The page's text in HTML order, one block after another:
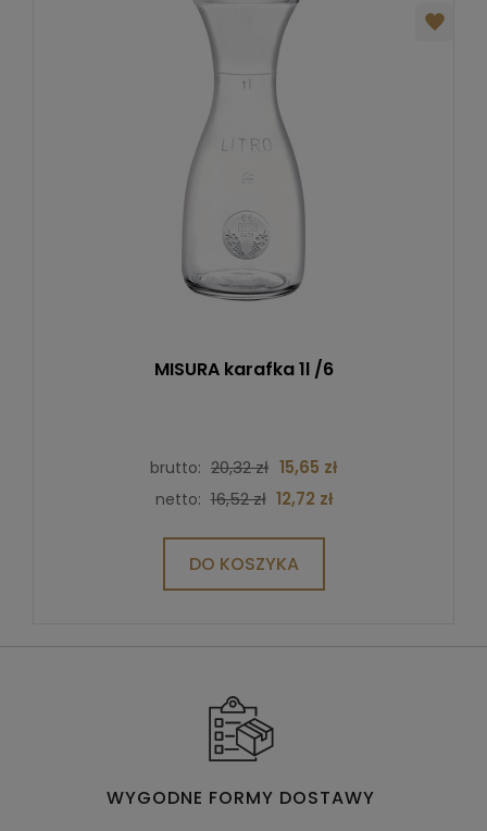
MISURA karafka 1l /6
brutto: 20,32 zł 15,65 zł
netto: 16,52 zł 12,72 zł
DO KOSZYKA
WYGODNE FORMY DOSTAWY